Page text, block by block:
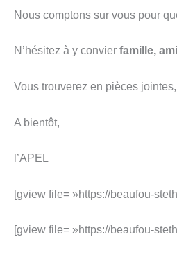
Nous comptons sur vous pour
N’hésitez à y convier famille,
Vous trouverez en pièces joi
A bientôt,
l’APEL
[gview file= »https://beaufou-
[gview file= »https://beaufou-